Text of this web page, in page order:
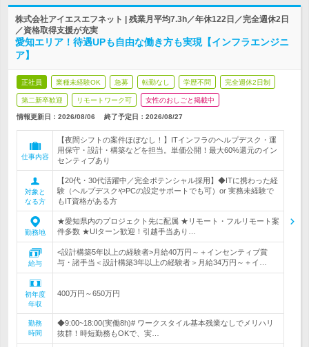
株式会社アイエスエフネット | 残業月平均7.3h／年休122日／完全週休2日
／資格取得支援が充実
愛知エリア！待遇UPも自由な働き方も実現【インフラエンジニ
ア】
正社員 業種未経験OK 急募 転勤なし 学歴不問 完全週休2日制
第二新卒歓迎 リモートワーク可 女性のおしごと掲載中
情報更新日：2026/08/06 終了予定日： 2026/08/27
仕事内容
【夜間シフトの案件ほぼなし！】ITインフラのヘルプデスク・運
用保守・設計・構築などを担当。単価公開！最大60%還元のイン
センティブあり
対象と
なる方
【20代・30代活躍中／完全ポテンシャル採用】◆ITに携わった経
験（ヘルプデスクやPCの設定サポートでも可）or 実務未経験で
もIT資格がある方
勤務地
★愛知県内のプロジェクト先に配属 ★リモート・フルリモート案
件多数 ★UIターン歓迎！引越手当あり…
給与
<設計構築5年以上の経験者>月給40万円～＋インセンティブ賞
与・諸手当＜設計構築3年以上の経験者＞月給34万円～＋イ…
初年度
年収
400万円～650万円
勤務
時間
◆9:00~18:00(実働8h)# ワークスタイル基本残業なしでメリハリ
抜群！時短勤務もOKで、実…